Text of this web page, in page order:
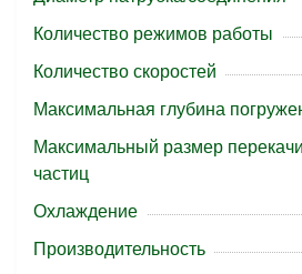
Количество режимов работы
Количество скоростей
Максимальная глубина
Максимальный размер
частиц
Охлаждение
Производительность